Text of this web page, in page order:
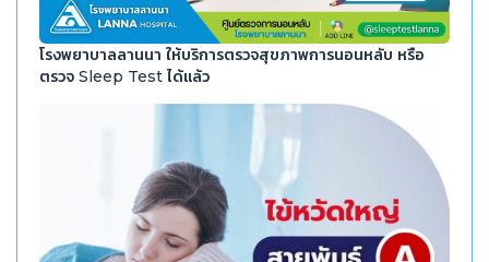
โรงพยาบาลลานนา ให้บริการตรวจสุขภาพการนอนหลับ หรือ
ตรวจ Sleep Test ได้แล้ว